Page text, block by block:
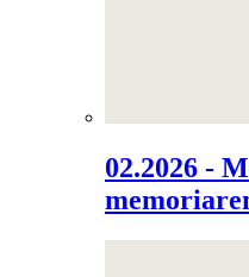
02.2026 -